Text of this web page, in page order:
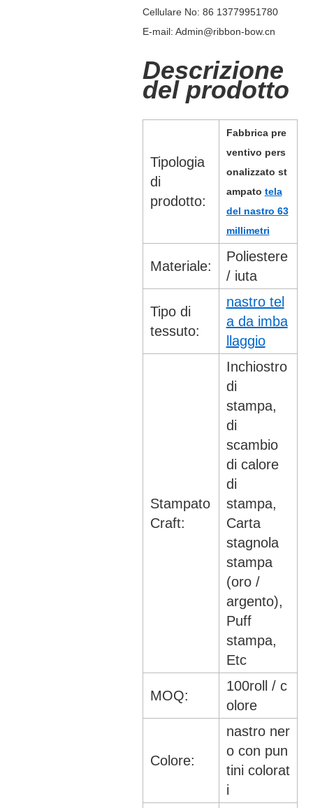
Cellulare No: 86 13779951780
E-mail: Admin@ribbon-bow.cn
Descrizione
del prodotto
Tipologia
di
prodotto:
Fabbrica pre
ventivo pers
onalizzato st
ampato tela
del nastro 63
millimetri
Materiale:
Poliestere
/ iuta
Tipo di
tessuto:
nastro tel
a da imba
llaggio
Stampato
Craft:
Inchiostro
di
stampa,
di
scambio
di calore
di
stampa,
Carta
stagnola
stampa
(oro /
argento),
Puff
stampa,
Etc
MOQ:
100roll / c
olore
Colore:
nastro ner
o con pun
tini colorat
i